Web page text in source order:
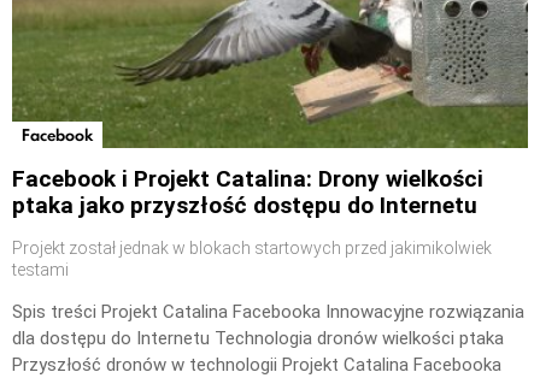
Facebook
Facebook i Projekt Catalina: Drony wielkości
ptaka jako przyszłość dostępu do Internetu
Projekt został jednak w blokach startowych przed jakimikolwiek
testami
Spis treści Projekt Catalina Facebooka Innowacyjne rozwiązania
dla dostępu do Internetu Technologia dronów wielkości ptaka
Przyszłość dronów w technologii Projekt Catalina Facebooka